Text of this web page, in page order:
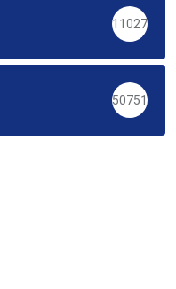
11027
50751